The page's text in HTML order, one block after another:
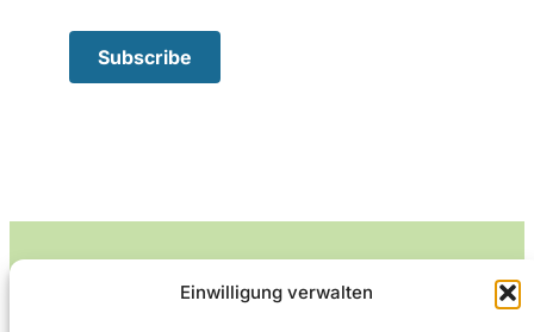
Einwilligung verwalten
Leckerlife